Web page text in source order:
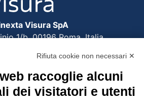
Visura SpA
1/b, 00196 Roma, Italia
alla direzione e coordinamento
di Tinexta SpA
REA n. 877679
Rifiuta cookie non necessari ✕
raccoglie alcuni
dei visitatori e utenti